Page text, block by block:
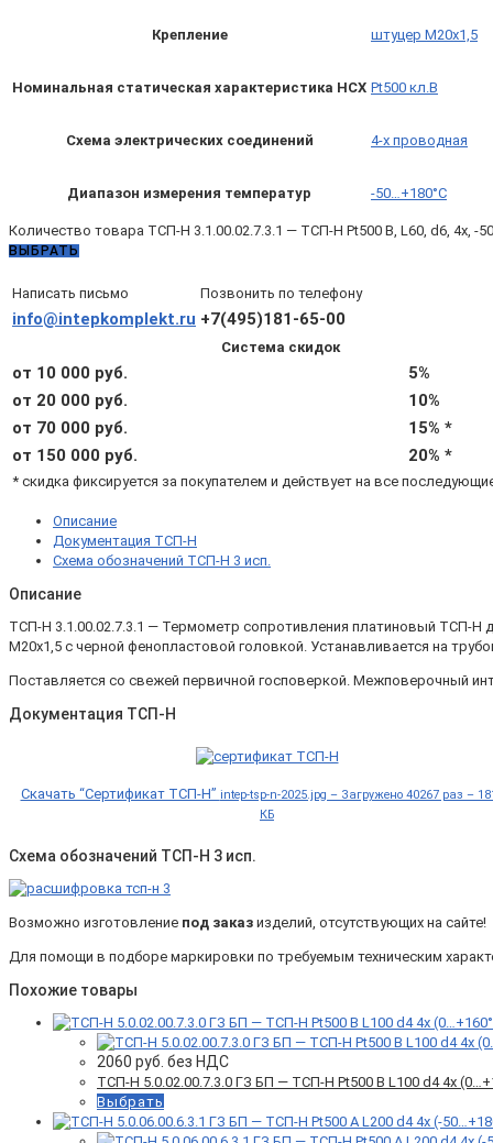
Крепление штуцер М20х1,5
Номинальная статическая характеристика НСХ Pt500 кл.B
Схема электрических соединений 4-х проводная
Диапазон измерения температур -50…+180°C
Количество товара ТСП-Н 3.1.00.02.7.3.1 — ТСП-Н Pt500 B, L60, d6, 4х, -
ВЫБРАТЬ
Написать письмо Позвонить по телефону
info@intepkomplekt.ru +7(495)181-65-00
Система скидок
от 10 000 руб.
5%
от 20 000 руб.
10%
от 70 000 руб.
15% *
от 150 000 руб.
20% *
* скидка фиксируется за покупателем и действует на все
Описание
Документация ТСП-Н
Схема обозначений ТСП-Н 3 исп.
Описание
ТСП-Н 3.1.00.02.7.3.1 — Термометр сопротивления платиновый ТСП-Н
М20х1,5 с черной фенопластовой головкой. Устанавливается на
Поставляется со свежей первичной госповеркой. Межповерочный
Документация ТСП-Н
Скачать “Сертификат ТСП-Н” intep-tsp-n-2025.jpg – Загружено 40267 раз –
КБ
Схема обозначений ТСП-Н 3 исп.
Возможно изготовление под заказ изделий, отсутствующих на сайте!
Для помощи в подборе маркировки по требуемым техническим
Похожие товары
2060 руб. без НДС
ТСП-Н 5.0.02.00.7.3.0 ГЗ БП — ТСП-Н Pt500 B L100 d4 4x
Выбрать